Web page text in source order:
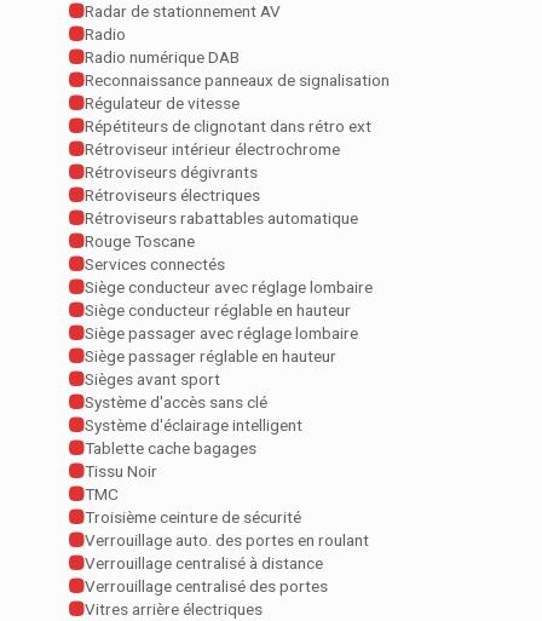
Radar de stationnement AV
Radio
Radio numérique DAB
Reconnaissance panneaux de signalisation
Régulateur de vitesse
Répétiteurs de clignotant dans rétro ext
Rétroviseur intérieur électrochrome
Rétroviseurs dégivrants
Rétroviseurs électriques
Rétroviseurs rabattables automatique
Rouge Toscane
Services connectés
Siège conducteur avec réglage lombaire
Siège conducteur réglable en hauteur
Siège passager avec réglage lombaire
Siège passager réglable en hauteur
Sièges avant sport
Système d'accès sans clé
Système d'éclairage intelligent
Tablette cache bagages
Tissu Noir
TMC
Troisième ceinture de sécurité
Verrouillage auto. des portes en roulant
Verrouillage centralisé à distance
Verrouillage centralisé des portes
Vitres arrière électriques